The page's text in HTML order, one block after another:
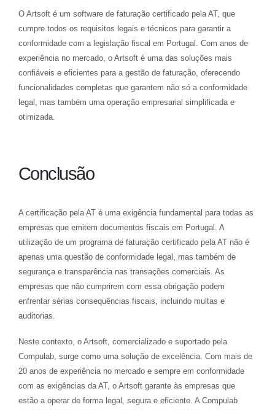
O Artsoft é um software de faturação certificado pela AT, que
cumpre todos os requisitos legais e técnicos para garantir a
conformidade com a legislação fiscal em Portugal. Com anos de
experiência no mercado, o Artsoft é uma das soluções mais
confiáveis e eficientes para a gestão de faturação, oferecendo
funcionalidades completas que garantem não só a conformidade
legal, mas também uma operação empresarial simplificada e
otimizada.
Conclusão
A certificação pela AT é uma exigência fundamental para todas as
empresas que emitem documentos fiscais em Portugal. A
utilização de um programa de faturação certificado pela AT não é
apenas uma questão de conformidade legal, mas também de
segurança e transparência nas transações comerciais. As
empresas que não cumprirem com essa obrigação podem
enfrentar sérias consequências fiscais, incluindo multas e
auditorias.
Neste contexto, o Artsoft, comercializado e suportado pela
Compulab, surge como uma solução de excelência. Com mais de
20 anos de experiência no mercado e sempre em conformidade
com as exigências da AT, o Artsoft garante às empresas que
estão a operar de forma legal, segura e eficiente. A Compulab